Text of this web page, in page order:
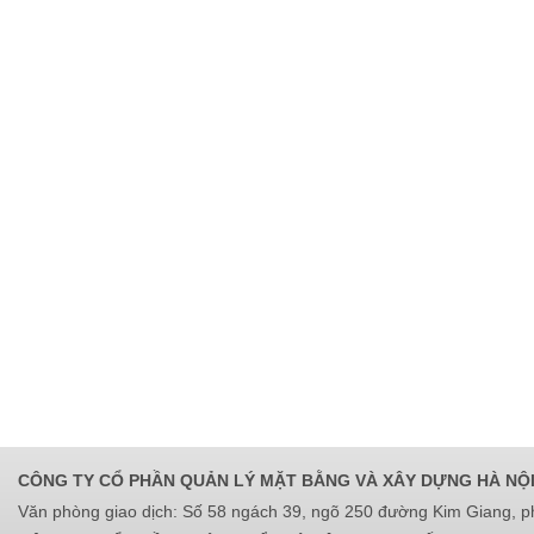
CÔNG TY CỔ PHẦN QUẢN LÝ MẶT BẰNG VÀ XÂY DỰNG HÀ NỘI
Văn phòng giao dịch: Số 58 ngách 39, ngõ 250 đường Kim Giang,